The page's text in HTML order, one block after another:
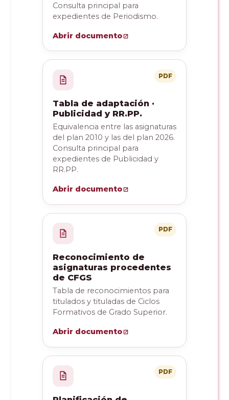
Consulta principal para
expedientes de Periodismo.
Abrir documento
PDF
Tabla de adaptación ·
Publicidad y RR.PP.
Equivalencia entre las asignaturas
del plan 2010 y las del plan 2026.
Consulta principal para
expedientes de Publicidad y
RR.PP.
Abrir documento
PDF
Reconocimiento de
asignaturas procedentes
de CFGS
Tabla de reconocimientos para
titulados y tituladas de Ciclos
Formativos de Grado Superior.
Abrir documento
PDF